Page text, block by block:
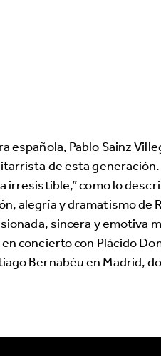
española, Pablo Sainz
de esta
como lo
alegría y dramatismo de
sincera y emotiva
concierto con Plácido
Bernabéu en Madrid,